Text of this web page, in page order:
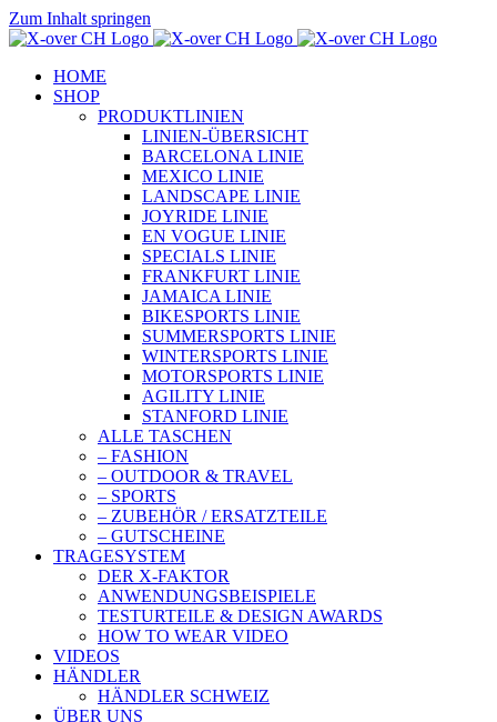
Zum Inhalt springen
HOME
SHOP
PRODUKTLINIEN
LINIEN-ÜBERSICHT
BARCELONA LINIE
MEXICO LINIE
LANDSCAPE LINIE
JOYRIDE LINIE
EN VOGUE LINIE
SPECIALS LINIE
FRANKFURT LINIE
JAMAICA LINIE
BIKESPORTS LINIE
SUMMERSPORTS LINIE
WINTERSPORTS LINIE
MOTORSPORTS LINIE
AGILITY LINIE
STANFORD LINIE
ALLE TASCHEN
– FASHION
– OUTDOOR & TRAVEL
– SPORTS
– ZUBEHÖR / ERSATZTEILE
– GUTSCHEINE
TRAGESYSTEM
DER X-FAKTOR
ANWENDUNGSBEISPIELE
TESTURTEILE & DESIGN AWARDS
HOW TO WEAR VIDEO
VIDEOS
HÄNDLER
HÄNDLER SCHWEIZ
ÜBER UNS